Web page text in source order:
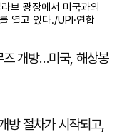
브 광장에서 미국과의
열고 있다./UPI·연합
개방…미국, 해상봉
방 절차가 시작되고,